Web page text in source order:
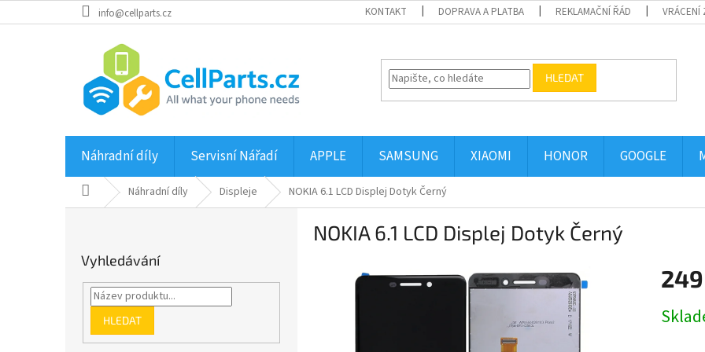
na
info@cellparts.cz KONTAKT DOPRAVA A PLATBA REKLAMAČNÍ ŘÁD VRÁCENÍ
HLEDAT
Náhradní díly Servisní Nářadí APPLE SAMSUNG XIAOMI HONOR GOOGLE
Domů Náhradní díly Displeje NOKIA 6.1 LCD Displej Dotyk Černý
Vyhledávání
HLEDAT
NOKIA 6.1 LCD Displej Dotyk Černý
cena: